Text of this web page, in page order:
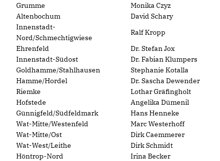
Grumme
Monika Czyz
Altenbochum
David Schary
Innenstadt-
Nord/Schmechtigwiese
Ralf Kropp
Ehrenfeld
Dr. Stefan Jox
Innenstadt-Südost
Dr. Fabian Klumpers
Goldhamme/Stahlhausen
Stephanie Kotalla
Hamme/Hordel
Dr. Sascha Dewender
Riemke
Lothar Gräfingholt
Hofstede
Angelika Dümenil
Günnigfeld/Südfeldmark
Hans Henneke
Wat-Mitte/Westenfeld
Marc Westerhoff
Wat-Mitte/Ost
Dirk Caemmerer
Wat-West/Leithe
Dirk Schmidt
Höntrop-Nord
Irina Becker